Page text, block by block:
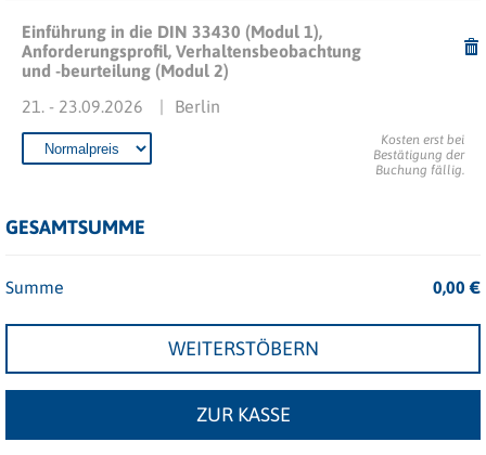
Einführung in die DIN 33430 (Modul 1),
Anforderungsprofil, Verhaltensbeobachtung
und -beurteilung (Modul 2)
Berlin
21. - 23.09.2026
Kosten erst bei
Bestätigung der
Buchung fällig.
GESAMTSUMME
Summe 0,00€
WEITERSTÖBERN
ZUR KASSE